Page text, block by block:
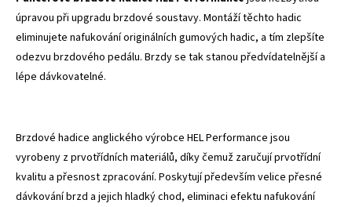
úpravou při upgradu brzdové soustavy. Montáží těchto hadic
eliminujete nafukování originálních gumových hadic, a tím zlepšíte
odezvu brzdového pedálu. Brzdy se tak stanou předvídatelnější a
lépe dávkovatelné.
Brzdové hadice anglického výrobce HEL Performance jsou
vyrobeny z prvotřídních materiálů, díky čemuž zaručují prvotřídní
kvalitu a přesnost zpracování. Poskytují především velice přesné
dávkování brzd a jejich hladký chod, eliminaci efektu nafukování